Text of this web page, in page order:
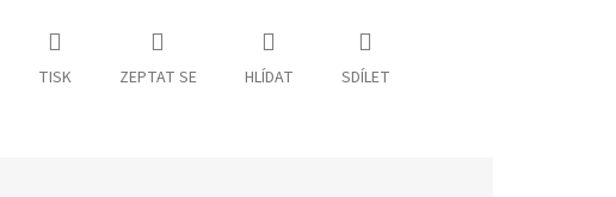
TISK ZEPTAT SE HLÍDAT SDÍLET